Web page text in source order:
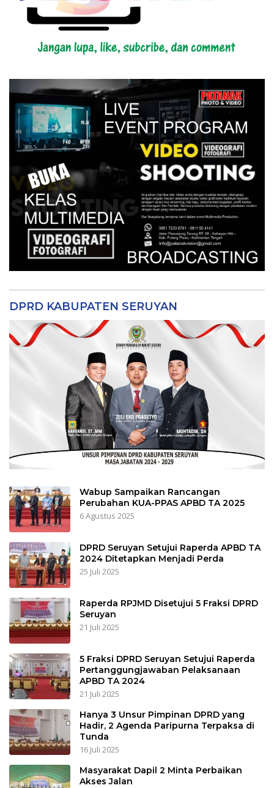
DPRD KABUPATEN SERUYAN
Wabup Sampaikan Rancangan
Perubahan KUA-PPAS APBD TA 2025
6 Agustus 2025
DPRD Seruyan Setujui Raperda APBD TA
2024 Ditetapkan Menjadi Perda
25 Juli 2025
Raperda RPJMD Disetujui 5 Fraksi DPRD
Seruyan
21 Juli 2025
5 Fraksi DPRD Seruyan Setujui Raperda
Pertanggungjawaban Pelaksanaan
APBD TA 2024
21 Juli 2025
Hanya 3 Unsur Pimpinan DPRD yang
Hadir, 2 Agenda Paripurna Terpaksa di
Tunda
16 Juli 2025
Masyarakat Dapil 2 Minta Perbaikan
Akses Jalan